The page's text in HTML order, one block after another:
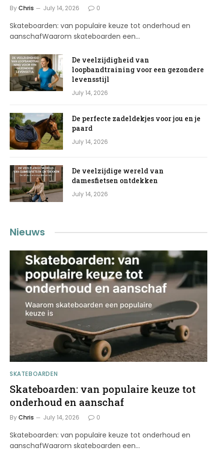
ByChris July 14, 2026 0
Skateboarden: van populaire keuze tot onderhoud en
aanschafWaarom skateboarden een…
De veelzijdigheid van
loopbandtraining voor een gezondere
levensstijl
July 14, 2026
De perfecte zadeldekjes voor jou en je
paard
July 14, 2026
De veelzijdige wereld van
damesfietsen ontdekken
July 14, 2026
Nieuws
SKATEBOARDEN
Skateboarden: van populaire keuze tot
onderhoud en aanschaf
ByChris July 14, 2026 0
Skateboarden: van populaire keuze tot onderhoud en
aanschafWaarom skateboarden een…